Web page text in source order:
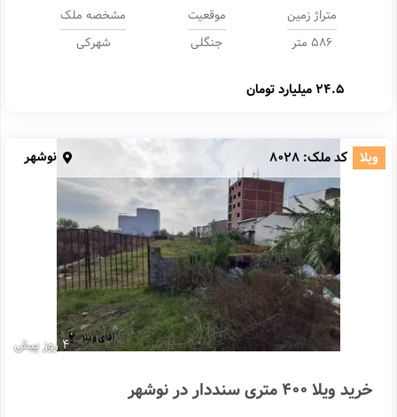
متراژ زمین
586 متر
موقعیت
جنگلی
مشخصه ملک
شهرکی
24.5 میلیارد تومان
4 روز پیش
ویلا کد ملک: 8028 نوشهر
خرید ویلا 400 متری سنددار در نوشهر